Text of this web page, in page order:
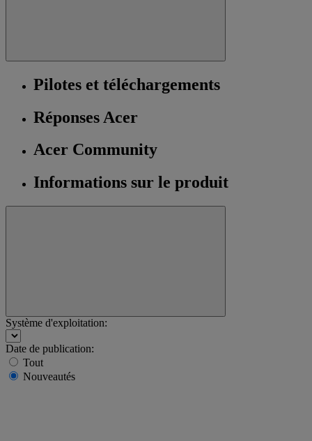
Pilotes et téléchargements
Réponses Acer
Acer Community
Informations sur le produit
Système d'exploitation:
Date de publication:
Tout
Nouveautés